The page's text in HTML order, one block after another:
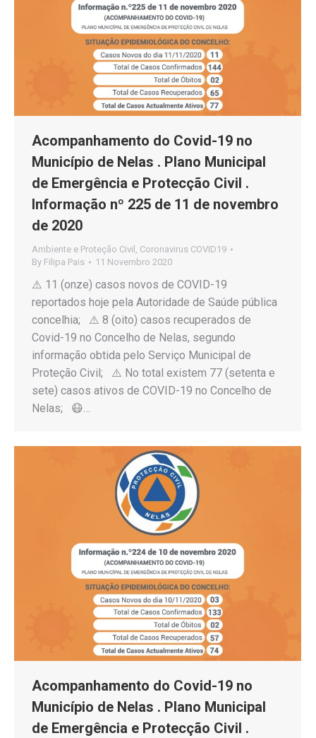
Acompanhamento do Covid-19 no
Município de Nelas . Plano Municipal
de Emergência e Protecção Civil .
Informação nº 225 de 11 de novembro
de 2020
Ambiente e Proteção Civil , Coronavirus COVID19
By Filipa Pais 11 Novembro 2020
⚠️ 11 (onze) casos novos de COVID-19
reportados hoje pela Autoridade de Saúde pública
concelhia; ⚠️ 8 (oito) casos recuperados de
Covid-19 no Concelho de Nelas, segundo
informação obtida pelo Serviço Municipal de
Proteção Civil; ⚠️ No total existem 77 (setenta e
sete) casos ativos de COVID-19 no Concelho de
Nelas; 😷…
Acompanhamento do Covid-19 no
Município de Nelas . Plano Municipal
de Emergência e Protecção Civil .